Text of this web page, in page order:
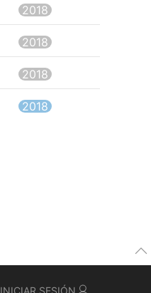
2018
2018
2018
2018
INICIAR SESIÓN